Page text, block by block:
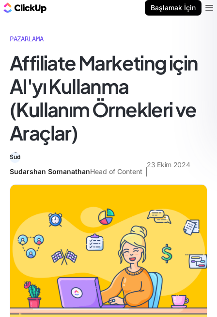
Başlamak İçin
PAZARLAMA
Affiliate Marketing için
AI'yı Kullanma
(Kullanım Örnekleri ve
Araçlar)
Sudarshan SomanathanHead of Content
23 Ekim 2024